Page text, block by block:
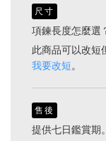
尺寸
項鍊長度怎麼選
此商品可以改短
我要改短。
售後
提供七日鑑賞期。